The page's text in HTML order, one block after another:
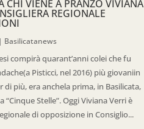
CHI VIENE A PRANZO VIVIANA
REGIONALE
Basilicatanews
compirà quarant’anni colei che fu
Pisticci, nel 2016) più giovaniin
di più, era anchela prima, in Basilicata,
“Cinque Stelle”. Oggi Viviana Verri è
di opposizione in Consiglio...